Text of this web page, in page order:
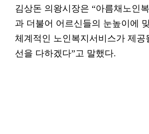
김상돈 의왕시장은 “아름채노인
과 더불어 어르신들의 눈높이에
체계적인 노인복지서비스가 제공
선을 다하겠다”고 말했다.